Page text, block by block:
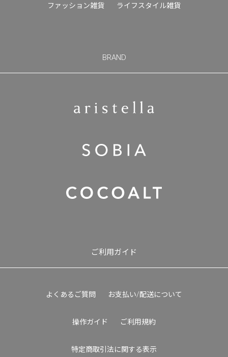
ファッション雑貨 ライフスタイル雑貨
BRAND
ご利用ガイド
よくあるご質問 お支払い/配送について
操作ガイド ご利用規約
特定商取引法に関する表示